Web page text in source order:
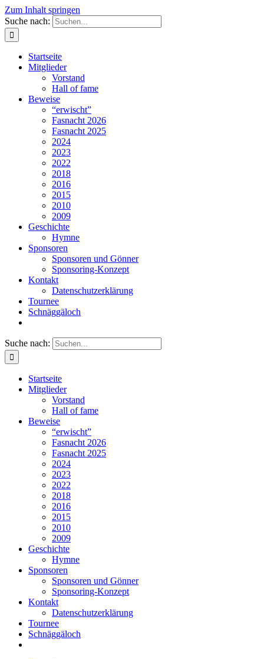
Zum Inhalt springen
Suche nach:
Startseite
Mitglieder
Vorstand
Hall of fame
Beweise
“erwischt”
Fasnacht 2026
Fasnacht 2025
2024
2023
2022
2018
2016
2015
2010
2009
Geschichte
Hymne
Sponsoren
Sponsoren und Gönner
Sponsoring-Konzept
Kontakt
Datenschutzerklärung
Tournee
Schnäggäloch
Suche nach:
Startseite
Mitglieder
Vorstand
Hall of fame
Beweise
“erwischt”
Fasnacht 2026
Fasnacht 2025
2024
2023
2022
2018
2016
2015
2010
2009
Geschichte
Hymne
Sponsoren
Sponsoren und Gönner
Sponsoring-Konzept
Kontakt
Datenschutzerklärung
Tournee
Schnäggäloch